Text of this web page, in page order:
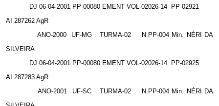
DJ 06-04-2001 PP-00080 EMENT VOL-02026-14
PP-02921
AI 287262 AgR
ANO-2000
UF-MG TURMA-02
N.PP-004 Min. NÉRI DA
SILVEIRA
DJ 06-04-2001 PP-00080 EMENT VOL-02026-14
PP-02925
AI 287283 AgR
ANO-2001
UF-SC TURMA-02
N.PP-004 Min. NÉRI DA